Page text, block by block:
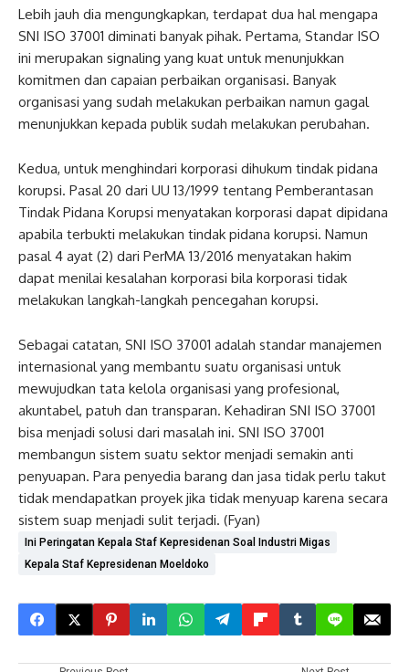
Lebih jauh dia mengungkapkan, terdapat dua hal mengapa
SNI ISO 37001 diminati banyak pihak. Pertama, Standar ISO
ini merupakan signaling yang kuat untuk menunjukkan
komitmen dan capaian perbaikan organisasi. Banyak
organisasi yang sudah melakukan perbaikan namun gagal
menunjukkan kepada publik sudah melakukan perubahan.
Kedua, untuk menghindari korporasi dihukum tindak pidana
korupsi. Pasal 20 dari UU 13/1999 tentang Pemberantasan
Tindak Pidana Korupsi menyatakan korporasi dapat dipidana
apabila terbukti melakukan tindak pidana korupsi. Namun
pasal 4 ayat (2) dari PerMA 13/2016 menyatakan hakim
dapat menilai kesalahan korporasi bila korporasi tidak
melakukan langkah-langkah pencegahan korupsi.
Sebagai catatan, SNI ISO 37001 adalah standar manajemen
internasional yang membantu suatu organisasi untuk
mewujudkan tata kelola organisasi yang profesional,
akuntabel, patuh dan transparan. Kehadiran SNI ISO 37001
bisa menjadi solusi dari masalah ini. SNI ISO 37001
membangun sistem suatu sektor menjadi semakin anti
penyuapan. Para penyedia barang dan jasa tidak perlu takut
tidak mendapatkan proyek jika tidak menyuap karena secara
sistem suap menjadi sulit terjadi. (Fyan)
Ini Peringatan Kepala Staf Kepresidenan Soal Industri Migas
Kepala Staf Kepresidenan Moeldoko